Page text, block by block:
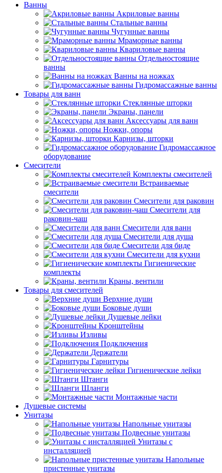
Ванны
Акриловые ванны
Стальные ванны
Чугунные ванны
Мраморные ванны
Квариловые ванны
Отдельностоящие
ванны
Ванны на ножках
Гидромассажные ванны
Товары для ванн
Стеклянные шторки
Экраны, панели
Аксессуары для ванн
Ножки, опоры
Карнизы, шторки
Гидромассажное
оборудование
Смесители
Комплекты смесителей
Встраиваемые
смесители
Смесители для раковин
Смесители для
раковин-чаш
Смесители для ванн
Смесители для душа
Смесители для биде
Смесители для кухни
Гигиенические
комплекты
Краны, вентили
Товары для смесителей
Верхние души
Боковые души
Душевые лейки
Кронштейны
Изливы
Подключения
Держатели
Гарнитуры
Гигиенические лейки
Штанги
Шланги
Монтажные части
Душевые системы
Унитазы
Напольные унитазы
Подвесные унитазы
Унитазы с
инсталляцией
Напольные
пристенные унитазы